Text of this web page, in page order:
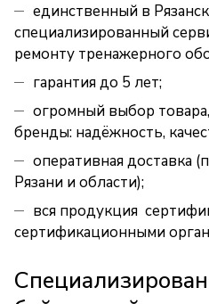
единственный в
специализированный
ремонту тренажерного
гарантия до 5 лет;
огромный выбор
бренды: надёжность,
оперативная доставка
Рязани и области);
вся продукция
сертификационными